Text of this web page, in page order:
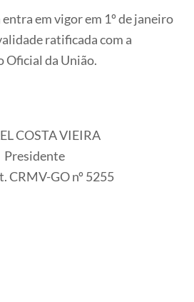
em vigor em 1º de janeiro
ratificada com a
Oficial da União.
COSTA VIEIRA
Presidente
CRMV-GO nº 5255